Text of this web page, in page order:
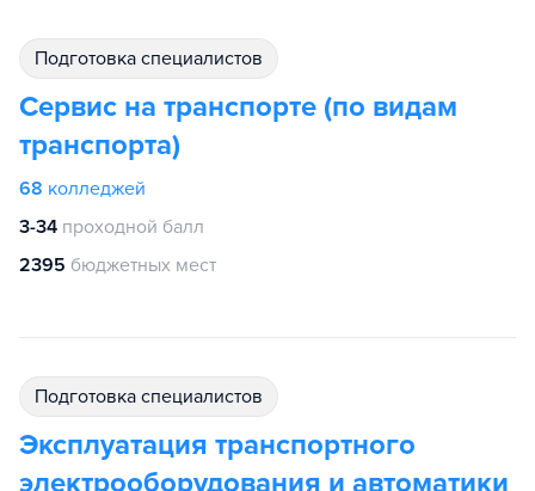
подготовка специалистов
Сервис на транспорте (по видам
транспорта)
68 колледжей
3-34 проходной балл
2395 бюджетных мест
подготовка специалистов
Эксплуатация транспортного
электрооборудования и автоматики